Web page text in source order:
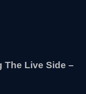
The Live Side –